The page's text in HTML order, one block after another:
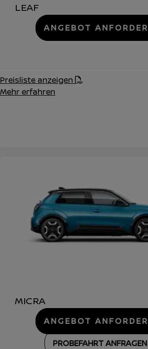
LEAF
ANGEBOT
Preisliste anzeigen
Mehr erfahren
MICRA
ANGEBOT
PROBEFAHRT ANFRAGEN